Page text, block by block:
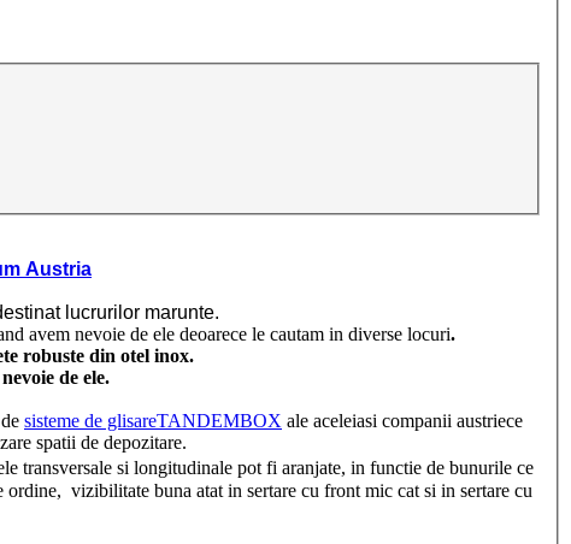
Austria
lucrurilor marunte.
avem nevoie de ele deoarece le cautam in diverse locuri.
robuste din otel inox.
de ele.
sisteme de glisareTANDEMBOX ale aceleiasi companii austriece
spatii de depozitare.
transversale si longitudinale pot fi aranjate, in functie de bunurile ce
ordine, vizibilitate buna atat in sertare cu front mic cat si in sertare cu